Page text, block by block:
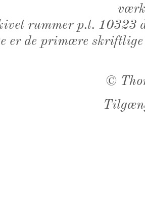
rummer p.t. 10323
er de primære
©